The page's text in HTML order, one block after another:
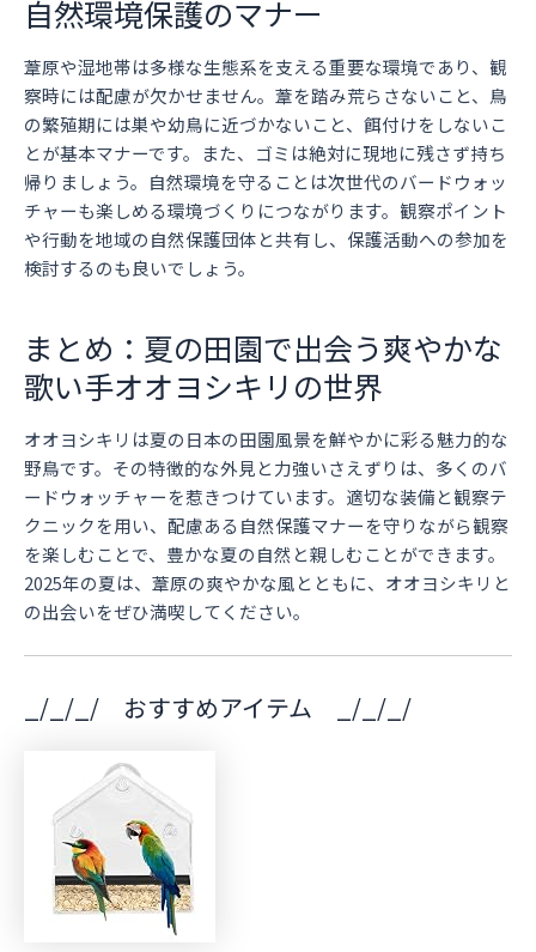
自然環境保護のマナー
葦原や湿地帯は多様な生態系を支える重要な環境であり、観
察時には配慮が欠かせません。葦を踏み荒らさないこと、鳥
の繁殖期には巣や幼鳥に近づかないこと、餌付けをしないこ
とが基本マナーです。また、ゴミは絶対に現地に残さず持ち
帰りましょう。自然環境を守ることは次世代のバードウォッ
チャーも楽しめる環境づくりにつながります。観察ポイント
や行動を地域の自然保護団体と共有し、保護活動への参加を
検討するのも良いでしょう。
まとめ：夏の田園で出会う爽やかな
歌い手オオヨシキリの世界
オオヨシキリは夏の日本の田園風景を鮮やかに彩る魅力的な
野鳥です。その特徴的な外見と力強いさえずりは、多くのバ
ードウォッチャーを惹きつけています。適切な装備と観察テ
クニックを用い、配慮ある自然保護マナーを守りながら観察
を楽しむことで、豊かな夏の自然と親しむことができます。
2025年の夏は、葦原の爽やかな風とともに、オオヨシキリと
の出会いをぜひ満喫してください。
_/_/_/ おすすめアイテム _/_/_/